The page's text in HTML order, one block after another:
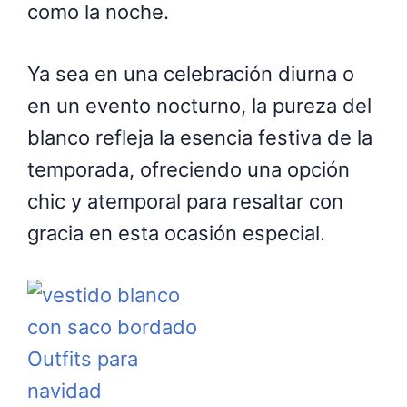
como la noche.
Ya sea en una celebración diurna o
en un evento nocturno, la pureza del
blanco refleja la esencia festiva de la
temporada, ofreciendo una opción
chic y atemporal para resaltar con
gracia en esta ocasión especial.